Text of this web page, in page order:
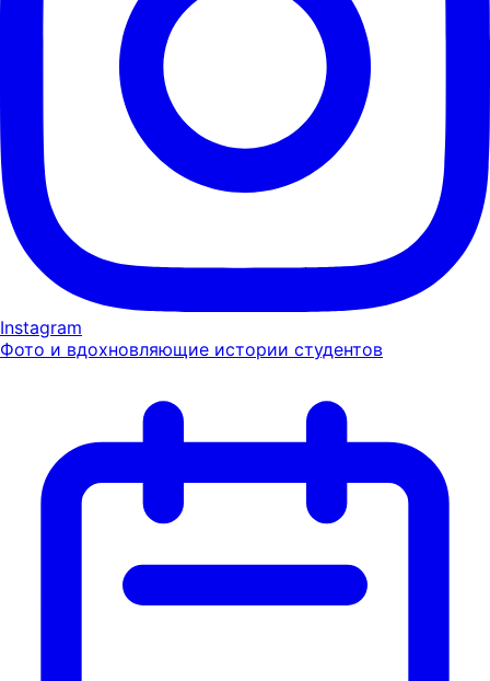
Instagram
Фото и вдохновляющие истории студентов